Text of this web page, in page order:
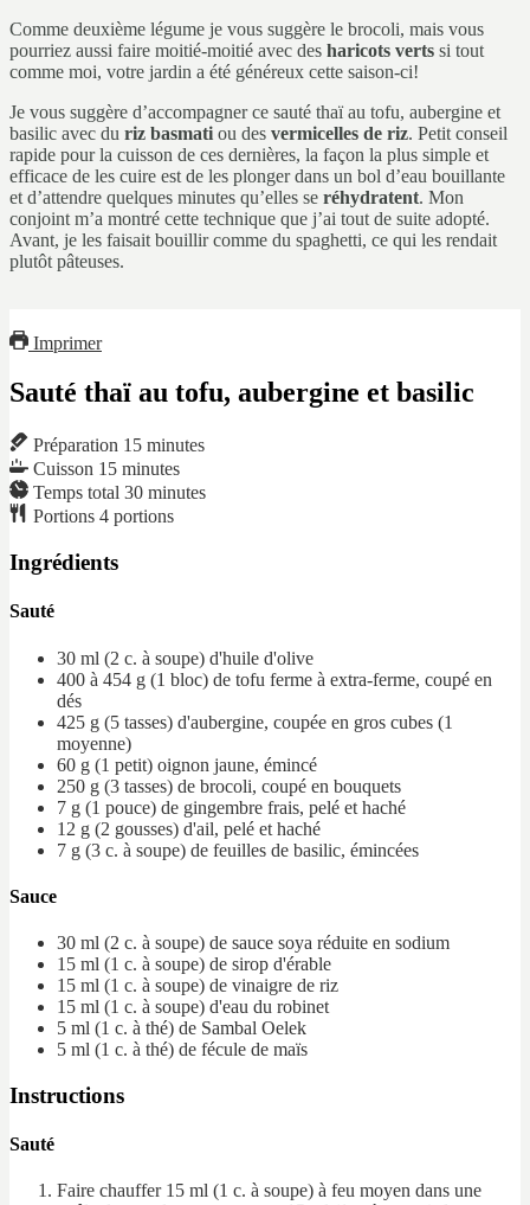
Comme deuxième légume je vous suggère le brocoli, mais vous
pourriez aussi faire moitié-moitié avec des haricots verts si tout
comme moi, votre jardin a été généreux cette saison-ci!
Je vous suggère d’accompagner ce sauté thaï au tofu, aubergine et
basilic avec du riz basmati ou des vermicelles de riz. Petit conseil
rapide pour la cuisson de ces dernières, la façon la plus simple et
efficace de les cuire est de les plonger dans un bol d’eau bouillante
et d’attendre quelques minutes qu’elles se réhydratent. Mon
conjoint m’a montré cette technique que j’ai tout de suite adopté.
Avant, je les faisait bouillir comme du spaghetti, ce qui les rendait
plutôt pâteuses.
Imprimer
Sauté thaï au tofu, aubergine et basilic
Préparation 15 minutes
Cuisson 15 minutes
Temps total 30 minutes
Portions 4 portions
Ingrédients
Sauté
30 ml (2 c. à soupe) d'huile d'olive
400 à 454 g (1 bloc) de tofu ferme à extra-ferme, coupé en
dés
425 g (5 tasses) d'aubergine, coupée en gros cubes (1
moyenne)
60 g (1 petit) oignon jaune, émincé
250 g (3 tasses) de brocoli, coupé en bouquets
7 g (1 pouce) de gingembre frais, pelé et haché
12 g (2 gousses) d'ail, pelé et haché
7 g (3 c. à soupe) de feuilles de basilic, émincées
Sauce
30 ml (2 c. à soupe) de sauce soya réduite en sodium
15 ml (1 c. à soupe) de sirop d'érable
15 ml (1 c. à soupe) de vinaigre de riz
15 ml (1 c. à soupe) d'eau du robinet
5 ml (1 c. à thé) de Sambal Oelek
5 ml (1 c. à thé) de fécule de maïs
Instructions
Sauté
Faire chauffer 15 ml (1 c. à soupe) à feu moyen dans une